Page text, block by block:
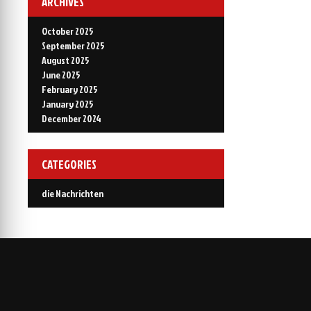
October 2025
September 2025
August 2025
June 2025
February 2025
January 2025
December 2024
CATEGORIES
die Nachrichten